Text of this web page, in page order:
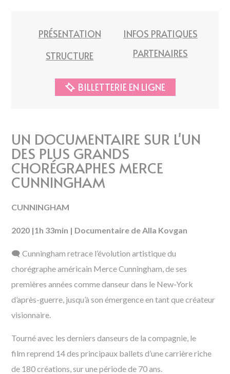
PRÉSENTATION
INFOS PRATIQUES
STRUCTURE
PARTENAIRES
BILLETTERIE EN LIGNE
UN DOCUMENTAIRE SUR L'UN
DES PLUS GRANDS
CHORÉGRAPHES MERCE
CUNNINGHAM
CUNNINGHAM
2020 |1h 33min | Documentaire deAlla Kovgan
🗨️ Cunningham retrace l’évolution artistique du
chorégraphe américain Merce Cunningham, de ses
premières années comme danseur dans le New-York
d’après-guerre, jusqu’à son émergence en tant que créateur
visionnaire.
Tourné avec les derniers danseurs de la compagnie, le
film reprend 14 des principaux ballets d’une carrière riche
de 180 créations, sur une période de 70 ans.